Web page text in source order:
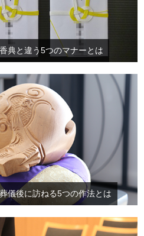
典と違う5つのマナーとは
儀後に訪ねる5つの作法とは